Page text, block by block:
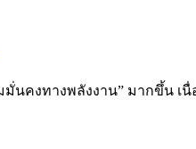
นคงทางพลังงาน” มากขึ้น